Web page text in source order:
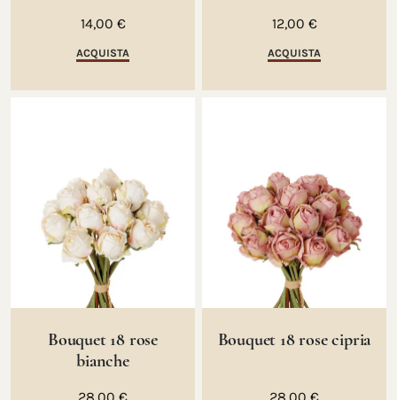
14,00 €
ACQUISTA
12,00 €
ACQUISTA
Bouquet 18 rose
bianche
Bouquet 18 rose cipria